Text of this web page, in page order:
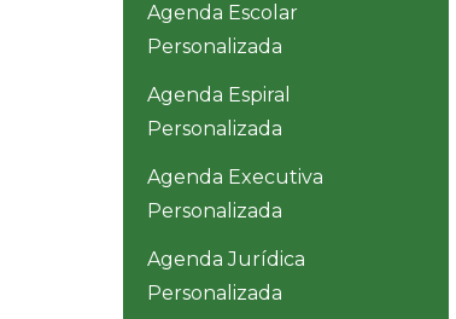
Agenda Escolar
Personalizada
Agenda Espiral
Personalizada
Agenda Executiva
Personalizada
Agenda Jurídica
Personalizada